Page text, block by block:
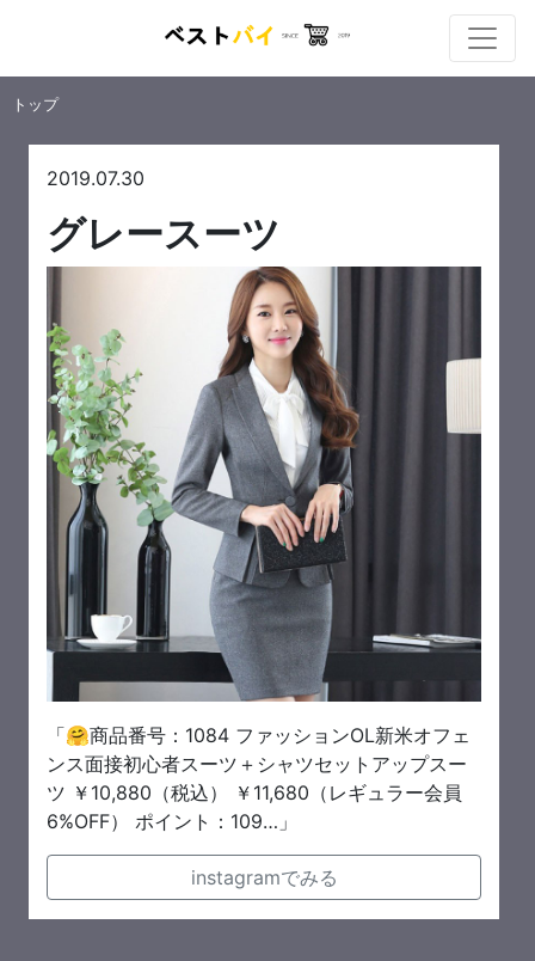
トップ
2019.07.30
グレースーツ
「🤗商品番号：1084 ファッションOL新米オフェ
ンス面接初心者スーツ＋シャツセットアップスー
ツ ￥10,880（税込） ￥11,680（レギュラー会員
6%OFF） ポイント：109…」
instagramでみる